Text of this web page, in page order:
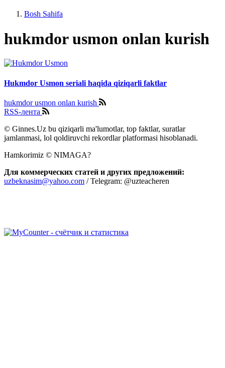
Bosh Sahifa
hukmdor usmon onlan kurish
Hukmdor Usmon seriali haqida qiziqarli faktlar
hukmdor usmon onlan kurish
RSS-лента
© Ginnes.Uz bu qiziqarli ma'lumotlar, top faktlar, suratlar
jamlanmasi, lol qoldiruvchi rekordlar platformasi hisoblanadi.
Hamkorimiz © NIMAGA?
Для коммерческих статей и других предложений:
uzbeknasim@yahoo.com / Telegram: @uzteacheren